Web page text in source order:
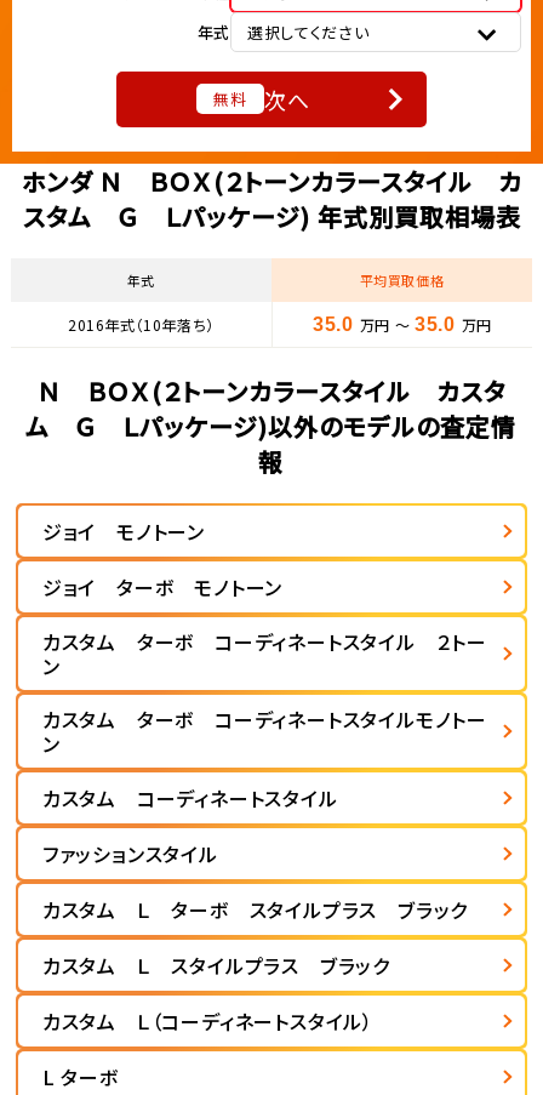
年式
選択してください
無料 次へ
ホンダ Ｎ ＢＯＸ(２トーンカラースタイル カ
スタム Ｇ Ｌパッケージ) 年式別買取相場表
年式 平均買取価格
2016年式（10年落ち） 35.0 万円 ～ 35.0 万円
Ｎ ＢＯＸ(２トーンカラースタイル カスタ
ム Ｇ Ｌパッケージ)以外のモデルの査定情
報
ジョイ モノトーン
ジョイ ターボ モノトーン
カスタム ターボ コーディネートスタイル ２トー
ン
カスタム ターボ コーディネートスタイルモノトー
ン
カスタム コーディネートスタイル
ファッションスタイル
カスタム Ｌ ターボ スタイルプラス ブラック
カスタム Ｌ スタイルプラス ブラック
カスタム Ｌ（コーディネートスタイル）
L ターボ